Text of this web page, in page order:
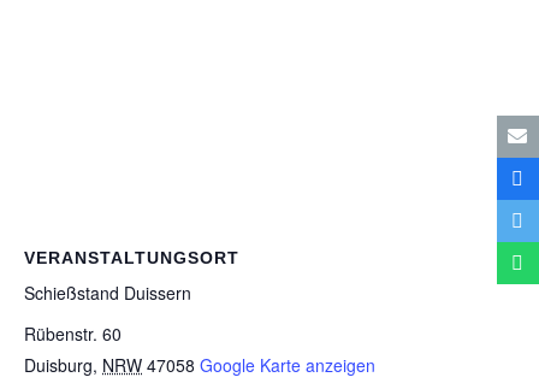
VERANSTALTUNGSORT
Schieß­stand Duissern
Rübenstr. 60
Duisburg, NRW 47058 Google Karte anzeigen